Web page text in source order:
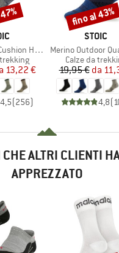
Heavy Socks
prodotti
ridotto
13,22 €
4,5(256)
MARCHIO
STOIC
Articolo
Merino Outdoor Quarter
Gruppo di
Calze da
19,95 € da
4,8(
Sconto
fino al 43%
ALTRI CLIENTI
APPREZZATO